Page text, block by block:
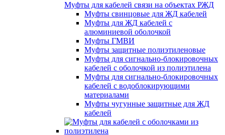
Муфты для кабелей связи на объектах РЖД
Муфты свинцовые для ЖД кабелей
Муфты для ЖД кабелей с
алюминиевой оболочкой
Муфты ГМВИ
Муфты защитные полиэтиленовые
Муфты для сигнально-блокировочных
кабелей с оболочкой из полиэтилена
Муфты для сигнально-блокировочных
кабелей с водоблокирующими
материалами
Муфты чугунные защитные для ЖД
кабелей